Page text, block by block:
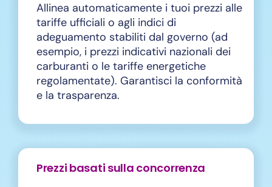
Allinea automaticamente i tuoi prezzi alle
tariffe ufficiali o agli indici di
adeguamento stabiliti dal governo (ad
esempio, i prezzi indicativi nazionali dei
carburanti o le tariffe energetiche
regolamentate). Garantisci la conformità
e la trasparenza.
Prezzi basati sulla concorrenza